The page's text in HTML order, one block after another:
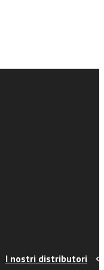
I nostri distributori